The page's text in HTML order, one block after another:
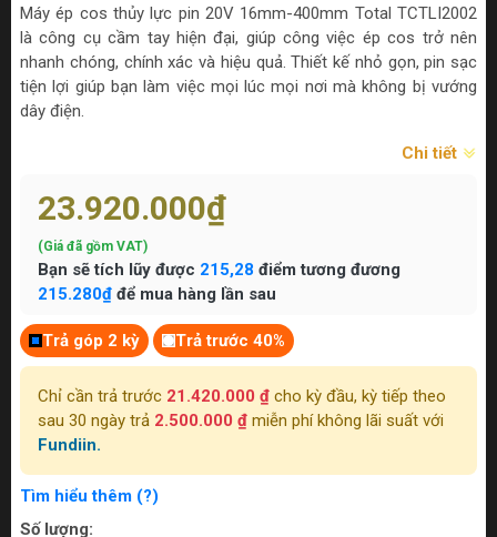
Máy ép cos thủy lực pin 20V 16mm-400mm Total TCTLI2002
là công cụ cầm tay hiện đại, giúp công việc ép cos trở nên
nhanh chóng, chính xác và hiệu quả. Thiết kế nhỏ gọn, pin sạc
tiện lợi giúp bạn làm việc mọi lúc mọi nơi mà không bị vướng
dây điện.
Chi tiết
23.920.000₫
(Giá đã gồm VAT)
Bạn sẽ tích lũy được 215,28 điểm tương đương
215.280₫ để mua hàng lần sau
Trả góp 2 kỳ Trả trước 40%
Chỉ cần trả trước 21.420.000 ₫ cho kỳ đầu, kỳ tiếp theo
sau 30 ngày trả 2.500.000 ₫ miễn phí không lãi suất với
Fundiin.
Tìm hiểu thêm (?)
Số lượng: